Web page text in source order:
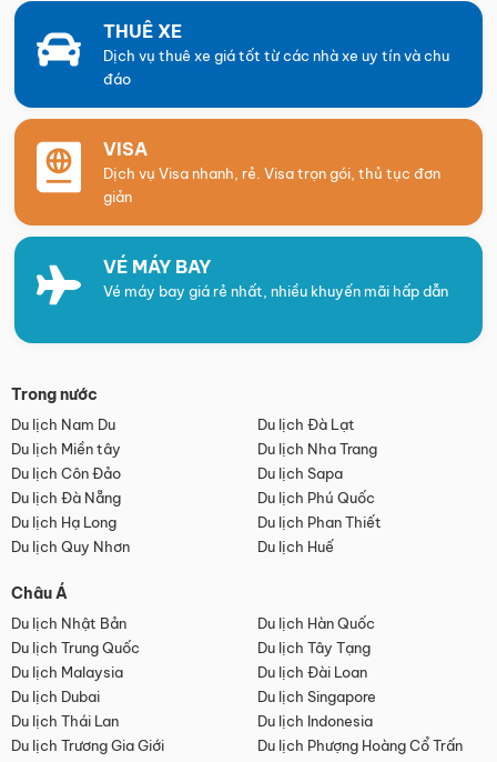
THUÊ XE
Dịch vụ thuê xe giá tốt từ các nhà xe uy tín và chu
đáo
VISA
Dịch vụ Visa nhanh, rẻ. Visa trọn gói, thủ tục đơn
giản
VÉ MÁY BAY
Vé máy bay giá rẻ nhất, nhiều khuyến mãi hấp dẫn
Trong nước
Du lịch Nam Du
Du lịch Đà Lạt
Du lịch Miền tây
Du lịch Nha Trang
Du lịch Côn Đảo
Du lịch Sapa
Du lịch Đà Nẵng
Du lịch Phú Quốc
Du lịch Hạ Long
Du lịch Phan Thiết
Du lịch Quy Nhơn
Du lịch Huế
Châu Á
Du lịch Nhật Bản
Du lịch Hàn Quốc
Du lịch Trung Quốc
Du lịch Tây Tạng
Du lịch Malaysia
Du lịch Đài Loan
Du lịch Dubai
Du lịch Singapore
Du lịch Thái Lan
Du lịch Indonesia
Du lịch Trương Gia Giới
Du lịch Phượng Hoàng Cổ Trấn